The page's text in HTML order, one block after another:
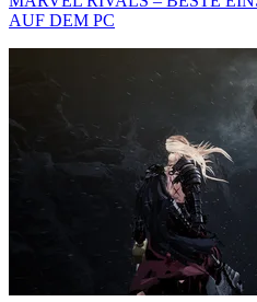
AUF DEM PC